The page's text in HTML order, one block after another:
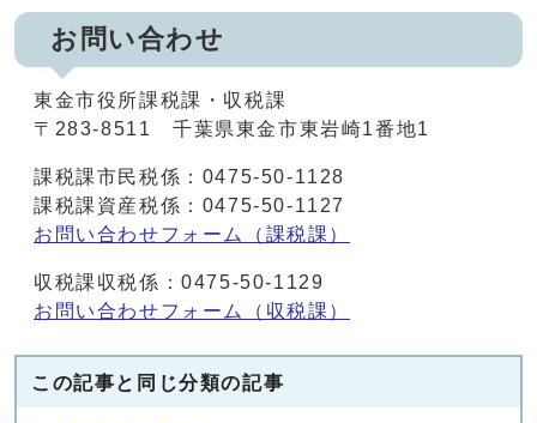
お問い合わせ
東金市役所課税課・収税課
〒283-8511 千葉県東金市東岩崎1番地1
課税課市民税係：0475-50-1128
課税課資産税係：0475-50-1127
お問い合わせフォーム（課税課）
収税課収税係：0475-50-1129
お問い合わせフォーム（収税課）
この記事と同じ分類の記事